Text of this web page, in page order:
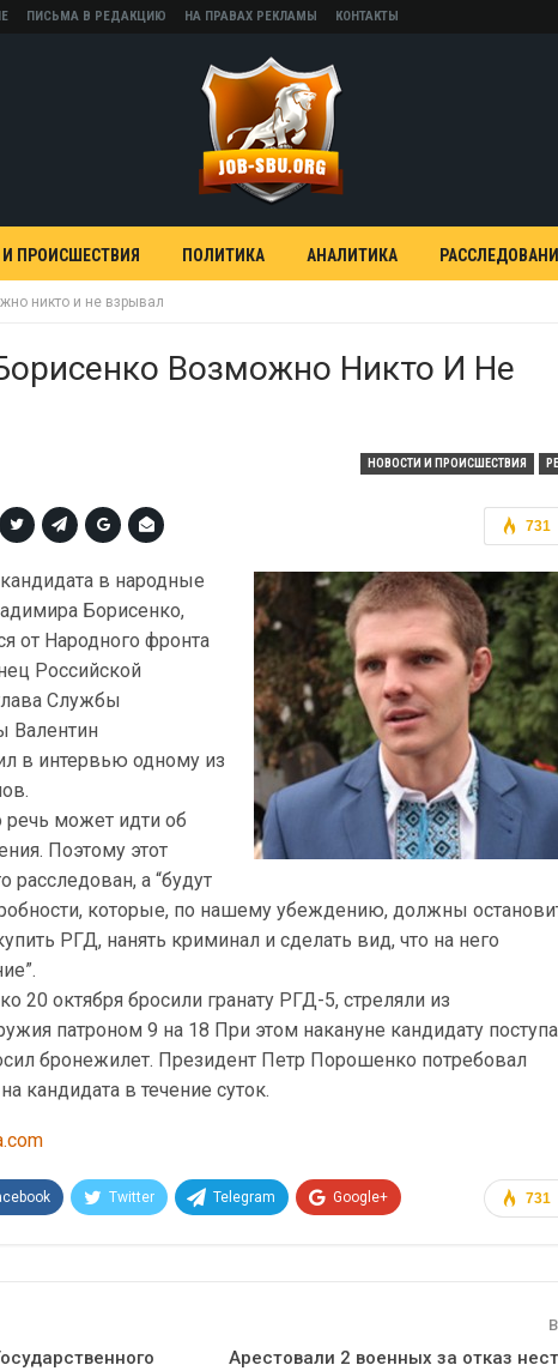
ПИСЬМА В РЕДАКЦИЮ НА ПРАВАХ РЕКЛАМЫ КОНТАКТЫ
ПРОИСШЕСТВИЯ ПОЛИТИКА АНАЛИТИКА
никто и не взрывал
Возможно Никто И Не
НОВОСТИ И ПРОИСШЕСТВИЯ
731
в народные
Борисенко,
от Народного фронта
Российской
Службы
Валентин
в интервью одному из
речь может идти об
Поэтому этот
расследован, а “будут
которые, по нашему убеждению, должны
РГД, нанять криминал и сделать вид, что на него
20 октября бросили гранату РГД-5, стреляли из
патроном 9 на 18 При этом накануне кандидату
бронежилет. Президент Петр Порошенко потребовал
кандидата в течение суток.
731
Twitter Telegram Google+
Арестовали 2 военных за отказ